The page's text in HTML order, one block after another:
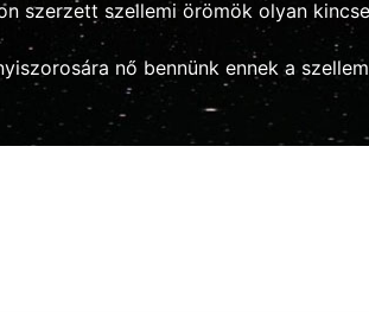
szerzett szellemi örömök olyan
nő bennünk ennek a